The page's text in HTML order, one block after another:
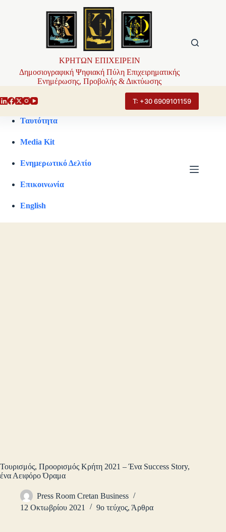
ΚΡΗΤΩΝ ΕΠΙΧΕΙΡΕΙΝ
Δημοσιογραφική Ψηφιακή Πύλη Επιχειρηματικής
Ενημέρωσης, Προβολής & Δικτύωσης
Τ: +30 6909101159
Ταυτότητα
Media Kit
Ενημερωτικό Δελτίο
Επικοινωνία
English
Τουρισμός, Προορισμός Κρήτη 2021 – Ένα Success Story,
ένα Αειφόρο Όραμα
Press Room Cretan Business
12 Οκτωβρίου 2021
9ο τεύχος, Άρθρα